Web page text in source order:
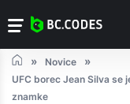
Novice
UFC borec Jean Silva se
znamke